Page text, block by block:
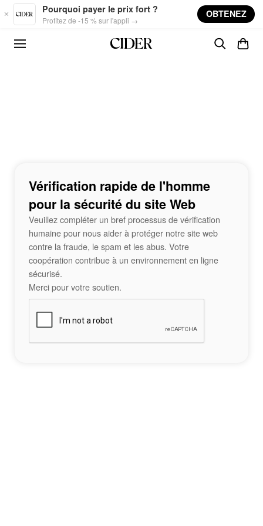
Skip to main content
Pourquoi payer le prix fort ?
Profitez de -15 % sur l'appli →
OBTENEZ
Vérification rapide de l'homme
pour la sécurité du site Web
Veuillez compléter un bref processus de vérification
humaine pour nous aider à protéger notre site web
contre la fraude, le spam et les abus. Votre
coopération contribue à un environnement en ligne
sécurisé.
Merci pour votre soutien.